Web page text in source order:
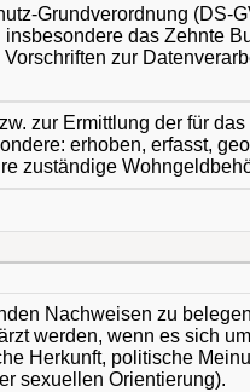
Grundverordnung
das Zehnte
zur
zur Ermittlung der für
erhoben, erfasst,
zuständige
Nachweisen zu
werden, wenn es sich
Herkunft, politische
sexuellen Orientierung).